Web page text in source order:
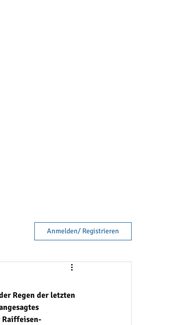
Anmelden/ Registrieren
Regen der letzten
Raiffeisen-